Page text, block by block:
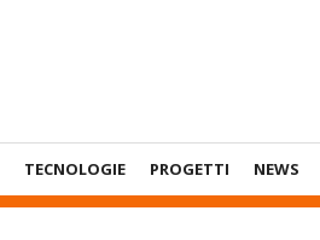
TECNOLOGIE PROGETTI NEWS